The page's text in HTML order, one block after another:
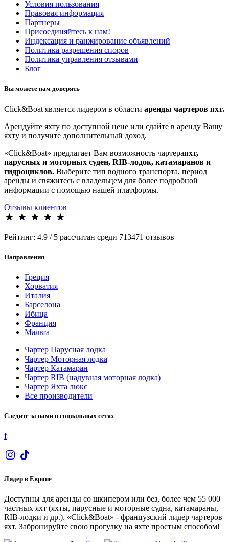
Условия пользования
Правовая информация
Партнеры
Присоединяйтесь к нам!
Индексация и ранжирование объявлений
Политика разрешения споров
Политика управления отзывами
Блог
Вы можете нам доверять
Click&Boat является лидером в области аренды чартеров яхт.
Арендуйте яхту по доступной цене или сдайте в аренду Вашу
яхту и получите дополнительный доход.
«Click&Boat» предлагает Вам возможность чартераяхт,
парусных и моторных суден, RIB-лодок, катамаранов и
гидроциклов. Выберите тип водного транспорта, период
аренды и свяжитесь с владельцем для более подробной
информации с помощью нашей платформы.
Отзывы клиентов
Рейтинг: 4.9 / 5 рассчитан среди 713471 отзывов
Направления
Греция
Хорватия
Италия
Барселона
Ибица
Франция
Мальта
Чартер Парусная лодка
Чартер Моторная лодка
Чартер Катамаран
Чартер RIB (надувная моторная лодка)
Чартер Яхта люкс
Все производители
Следите за нами в социальных сетях
f
Лидер в Европе
Доступны для аренды со шкипером или без, более чем 55 000
частных яхт (яхты, парусные и моторные судна, катамараны,
RIB-лодки и др.). «Click&Boat» - французский лидер чартеров
яхт. Забронируйте свою прогулку на яхте простым способом!